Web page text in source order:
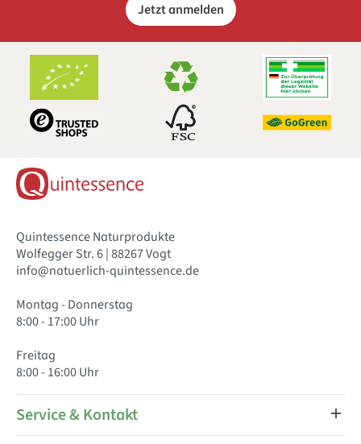
Jetzt anmelden
Quintessence Naturprodukte
Wolfegger Str. 6 | 88267 Vogt
info@natuerlich-quintessence.de
Montag - Donnerstag
8:00 - 17:00 Uhr
Freitag
8:00 - 16:00 Uhr
Service & Kontakt